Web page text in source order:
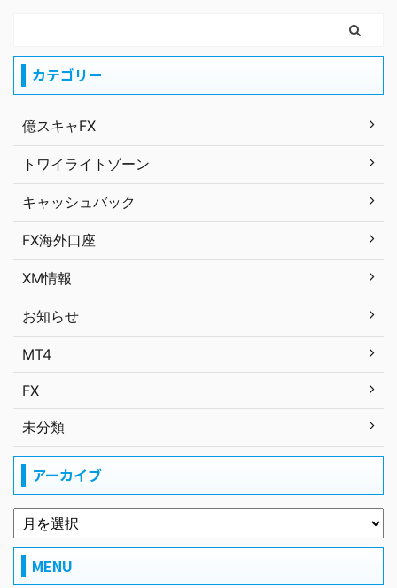
カテゴリー
億スキャFX
トワイライトゾーン
キャッシュバック
FX海外口座
XM情報
お知らせ
MT4
FX
未分類
アーカイブ
MENU